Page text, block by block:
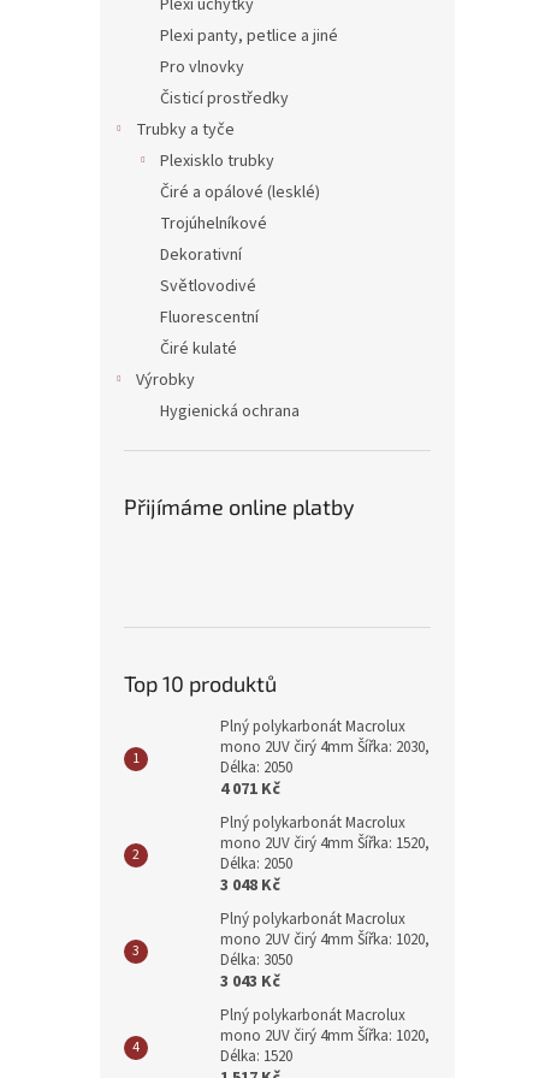
Plexi úchytky
Plexi panty, petlice a jiné
Pro vlnovky
Čisticí prostředky
Trubky a tyče
Plexisklo trubky
Čiré a opálové (lesklé)
Trojúhelníkové
Dekorativní
Světlovodivé
Fluorescentní
Čiré kulaté
Výrobky
Hygienická ochrana
Přijímáme online platby
Top 10 produktů
Plný polykarbonát Macrolux
mono 2UV čirý 4mm Šířka: 2030,
Délka: 2050
4 071 Kč
Plný polykarbonát Macrolux
mono 2UV čirý 4mm Šířka: 1520,
Délka: 2050
3 048 Kč
Plný polykarbonát Macrolux
mono 2UV čirý 4mm Šířka: 1020,
Délka: 3050
3 043 Kč
Plný polykarbonát Macrolux
mono 2UV čirý 4mm Šířka: 1020,
Délka: 1520